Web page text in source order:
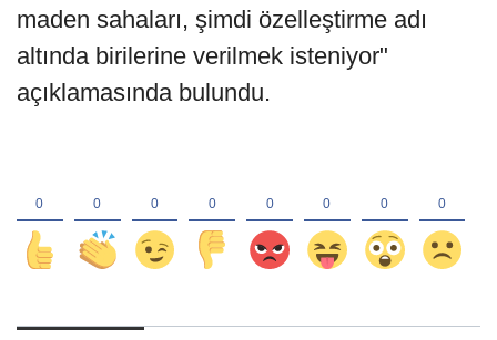
maden sahaları, şimdi özelleştirme adı
altında birilerine verilmek isteniyor"
açıklamasında bulundu.